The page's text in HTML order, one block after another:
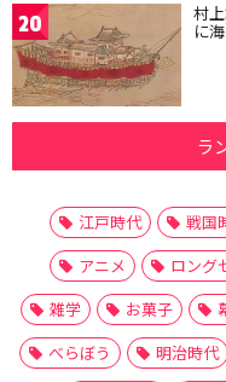
20 村
に
ラ
江戸時代 戦国
アニメ
ロング
雑学
お菓子
べらぼう
明治時代